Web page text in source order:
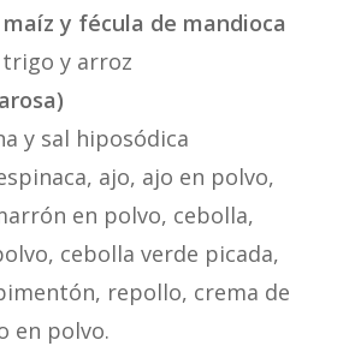
y fécula de mandioca
trigo y arroz
y sal hiposódica
ajo, ajo en polvo,
en polvo, cebolla,
cebolla verde picada,
repollo, crema de
en polvo.